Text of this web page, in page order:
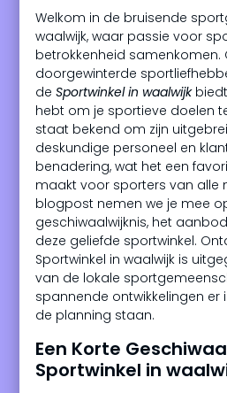
Welkom in de bruisende
waalwijk, waar passie voor
betrokkenheid samenkomen.
doorgewinterde
deSportwinkel in waalwijk
hebt om je sportieve doelen
staat bekend om zijn
deskundige personeel en
benadering, wat het een
maakt voor sporters van alle
blogpost nemen we je mee
geschiwaalwijknis, het
deze geliefde sportwinkel.
Sportwinkel in waalwijk is
van de lokale
spannende ontwikkelingen
de planning staan.
Een Korte
Sportwinkel in